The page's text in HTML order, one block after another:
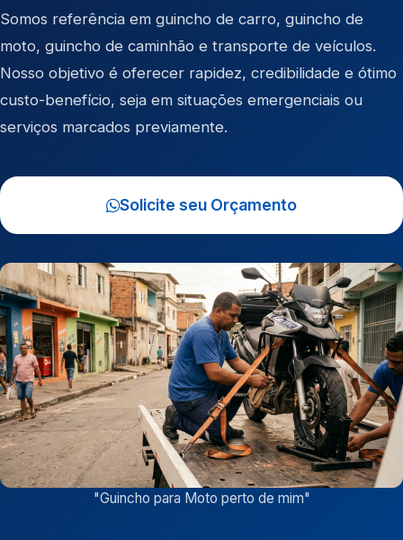
Somos referência em guincho de carro, guincho de
moto, guincho de caminhão e transporte de veículos.
Nosso objetivo é oferecer rapidez, credibilidade e ótimo
custo-benefício, seja em situações emergenciais ou
serviços marcados previamente.
Solicite seu Orçamento
"Guincho para Moto perto de mim"